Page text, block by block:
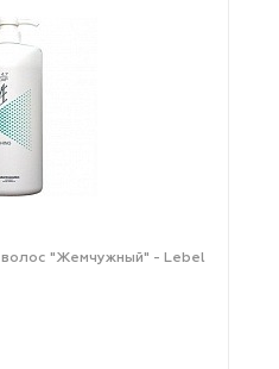
"Жемчужный" - Lebel